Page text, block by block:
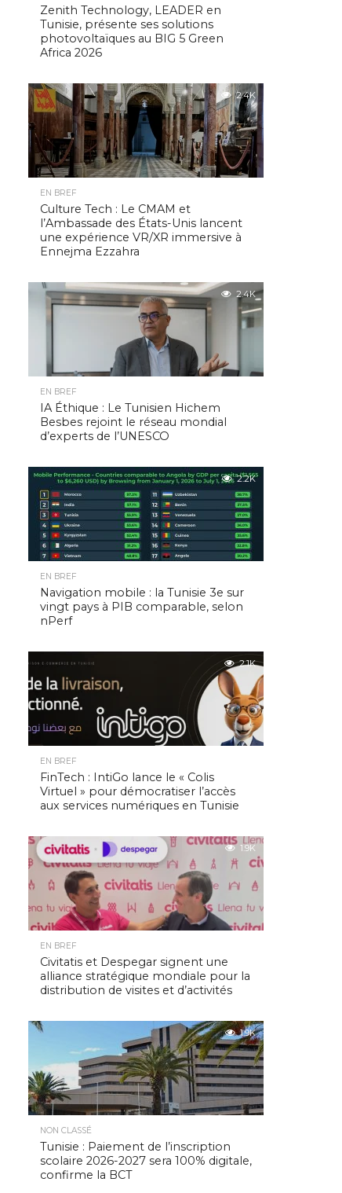
Zenith Technology, LEADER en
Tunisie, présente ses solutions
photovoltaïques au BIG 5 Green
Africa 2026
2.4K
EN BREF
Culture Tech : Le CMAM et
l’Ambassade des États-Unis lancent
une expérience VR/XR immersive à
Ennejma Ezzahra
2.4K
EN BREF
IA Éthique : Le Tunisien Hichem
Besbes rejoint le réseau mondial
d’experts de l’UNESCO
2.2K
EN BREF
Navigation mobile : la Tunisie 3e sur
vingt pays à PIB comparable, selon
nPerf
2.1K
EN BREF
FinTech : IntiGo lance le « Colis
Virtuel » pour démocratiser l’accès
aux services numériques en Tunisie
1.9K
EN BREF
Civitatis et Despegar signent une
alliance stratégique mondiale pour la
distribution de visites et d’activités
1.9K
NON CLASSÉ
Tunisie : Paiement de l’inscription
scolaire 2026-2027 sera 100% digitale,
confirme la BCT